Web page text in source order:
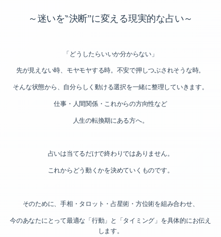
～迷いを‶決断”に変える現実的な占い～
「どうしたらいいか分からない」
先が見えない時、モヤモヤする時。不安で押しつぶされそうな時。
そんな状態から、自分らしく動ける選択を一緒に整理していきます。
仕事・人間関係・これからの方向性など
人生の転換期にある方へ。
占いは当てるだけで終わりではありません。
これからどう動くかを決めていくものです。
そのために、手相・タロット・占星術・方位術を組み合わせ、
今のあなたにとって最適な「行動」と「タイミング」を具体的にお伝え
します。